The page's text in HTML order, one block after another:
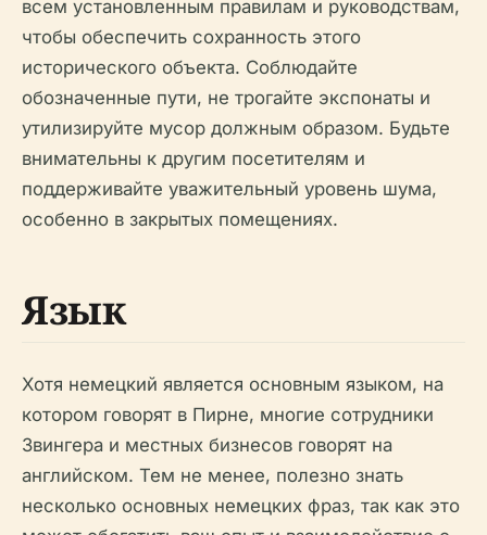
всем установленным правилам и руководствам,
чтобы обеспечить сохранность этого
исторического объекта. Соблюдайте
обозначенные пути, не трогайте экспонаты и
утилизируйте мусор должным образом. Будьте
внимательны к другим посетителям и
поддерживайте уважительный уровень шума,
особенно в закрытых помещениях.
Язык
Хотя немецкий является основным языком, на
котором говорят в Пирне, многие сотрудники
Звингера и местных бизнесов говорят на
английском. Тем не менее, полезно знать
несколько основных немецких фраз, так как это